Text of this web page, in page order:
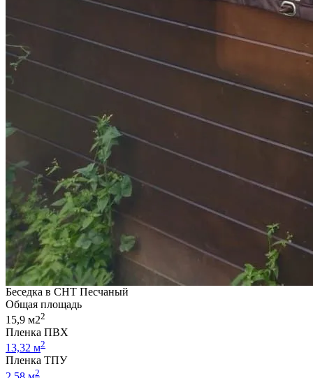
Беседка в СНТ Песчаный
Общая площадь
15,9 м22
Пленка ПВХ
13,32 м2
Пленка ТПУ
2